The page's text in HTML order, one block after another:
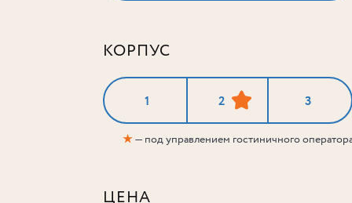
КОРПУС
1 2 3
★— под управлением гостиничного
ЦЕНА